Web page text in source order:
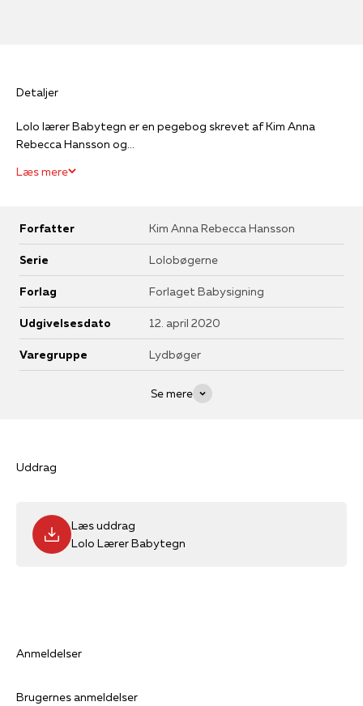
Detaljer
Lolo lærer Babytegn er en pegebog skrevet af Kim Anna
Rebecca Hansson og...
Læs mere
Forfatter Kim Anna Rebecca Hansson
Serie Lolobøgerne
Forlag Forlaget Babysigning
Udgivelsesdato 12. april 2020
Varegruppe Lydbøger
Se mere
Uddrag
Læs uddrag
Lolo Lærer Babytegn
Anmeldelser
Brugernes anmeldelser